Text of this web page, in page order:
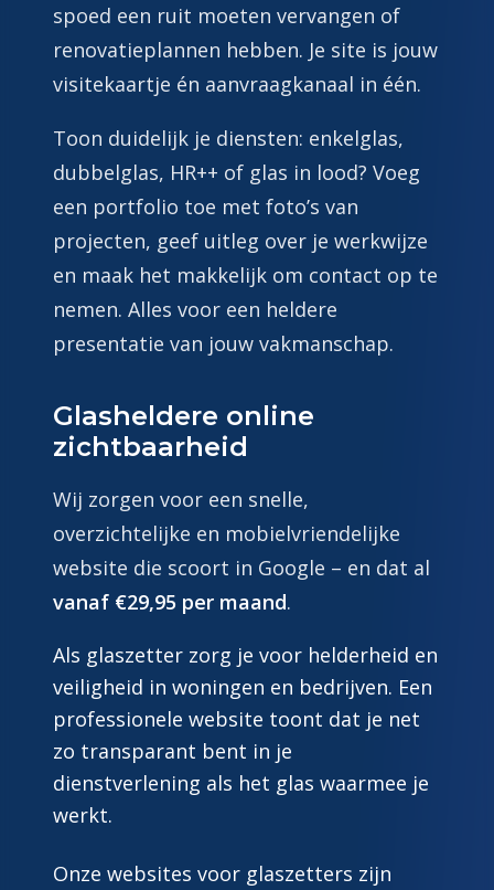
spoed een ruit moeten vervangen of
renovatieplannen hebben. Je site is jouw
visitekaartje én aanvraagkanaal in één.
Toon duidelijk je diensten: enkelglas,
dubbelglas, HR++ of glas in lood? Voeg
een portfolio toe met foto’s van
projecten, geef uitleg over je werkwijze
en maak het makkelijk om contact op te
nemen. Alles voor een heldere
presentatie van jouw vakmanschap.
Glasheldere online
zichtbaarheid
Wij zorgen voor een snelle,
overzichtelijke en mobielvriendelijke
website die scoort in Google – en dat al
vanaf €29,95 per maand.
Als glaszetter zorg je voor helderheid en
veiligheid in woningen en bedrijven. Een
professionele website toont dat je net
zo transparant bent in je
dienstverlening als het glas waarmee je
werkt.
Onze websites voor glaszetters zijn